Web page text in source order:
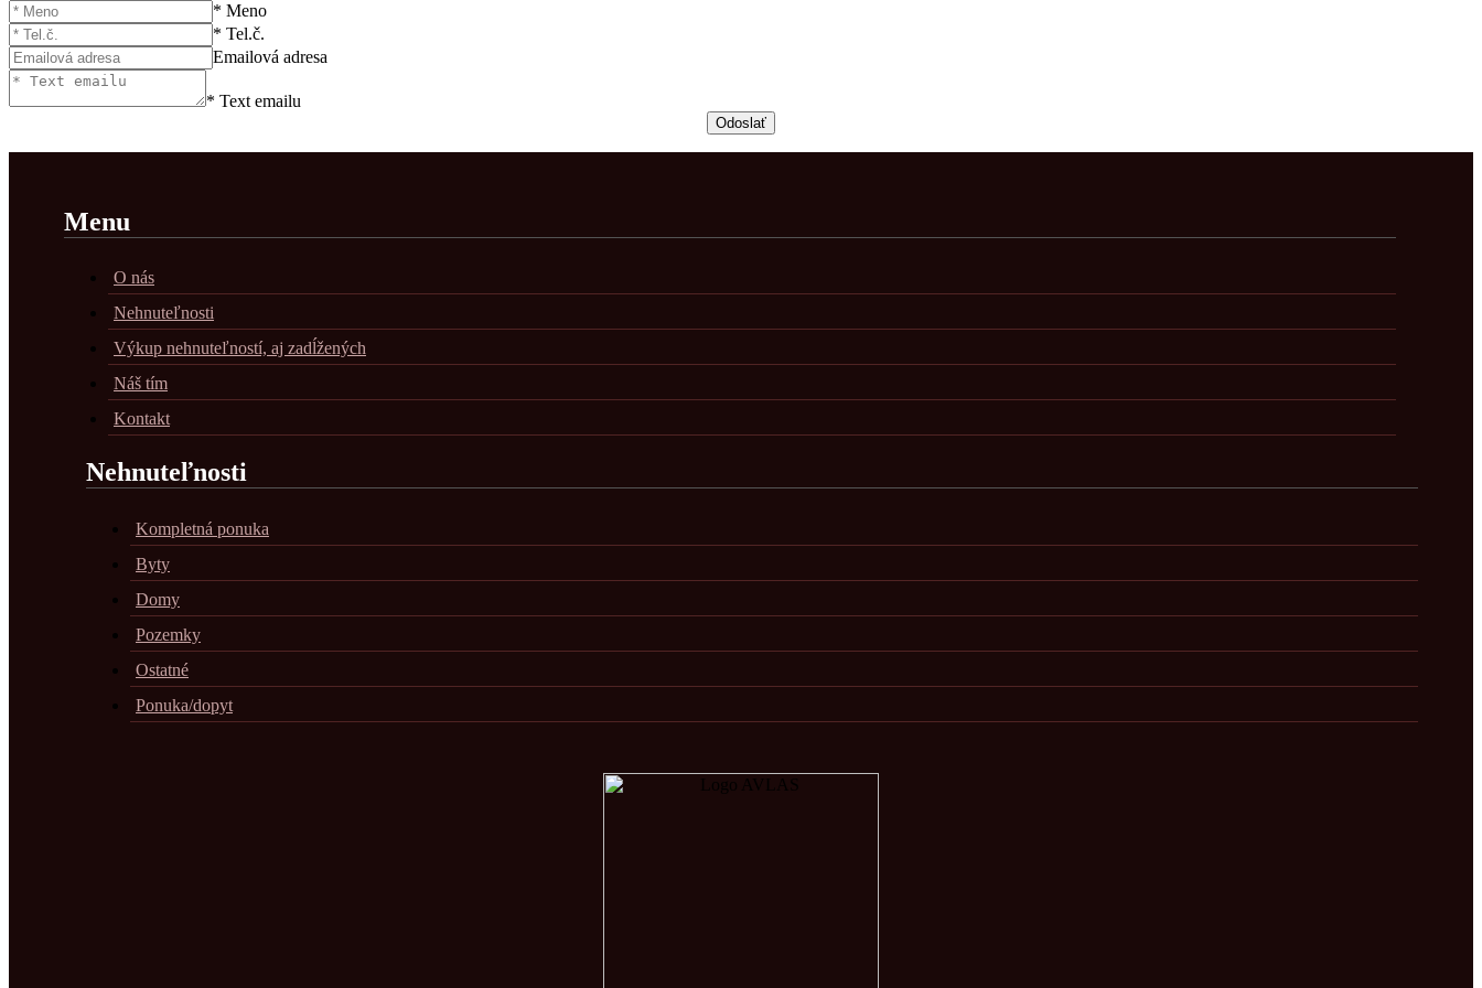
* Meno
* Tel.č.
Emailová adresa
* Text emailu
Menu
O nás
Nehnuteľnosti
Výkup nehnuteľností, aj zadĺžených
Náš tím
Kontakt
Nehnuteľnosti
Kompletná ponuka
Byty
Domy
Pozemky
Ostatné
Ponuka/dopyt